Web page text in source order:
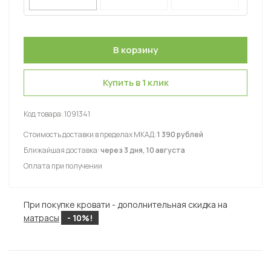
Купить в 1 клик
Код товара:1091341
Стоимость доставки в пределах МКАД:1 390 рублей
Ближайшая доставка:через 3 дня, 10 августа
Оплата при получении
При покупке кровати - дополнительная скидка на
матрасы
- 10%!